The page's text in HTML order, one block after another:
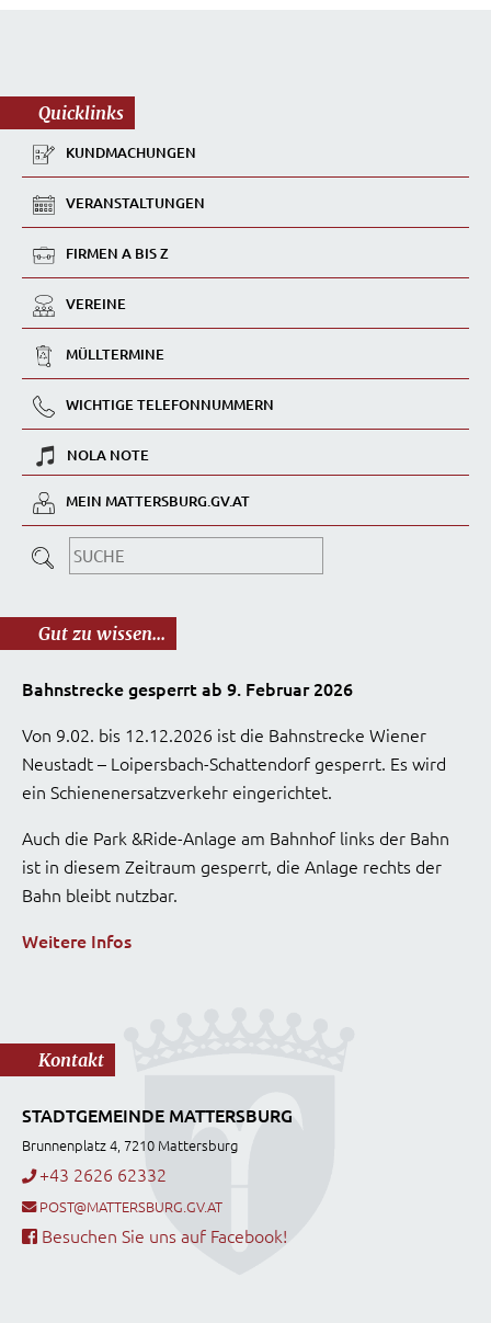
Quicklinks
KUNDMACHUNGEN
VERANSTALTUNGEN
FIRMEN A BIS Z
VEREINE
MÜLLTERMINE
WICHTIGE TELEFONNUMMERN
NOLA NOTE
MEIN MATTERSBURG.GV.AT
Gut zu wissen...
Bahnstrecke gesperrt ab 9. Februar 2026
Von 9.02. bis 12.12.2026 ist die Bahnstrecke Wiener
Neustadt – Loipersbach-Schattendorf gesperrt. Es wird
ein Schienenersatzverkehr eingerichtet.
Auch die Park &Ride-Anlage am Bahnhof links der Bahn
ist in diesem Zeitraum gesperrt, die Anlage rechts der
Bahn bleibt nutzbar.
Weitere Infos
Kontakt
STADTGEMEINDE MATTERSBURG
Brunnenplatz 4, 7210 Mattersburg
+43 2626 62332
POST@MATTERSBURG.GV.AT
Besuchen Sie uns auf Facebook!